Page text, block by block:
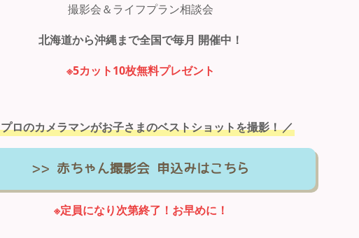
撮影会＆ライフプラン相談会
北海道から沖縄まで全国で毎月 開催中！
※5カット10枚無料プレゼント
プロのカメラマンがお子さまのベストショットを撮影！／
>> 赤ちゃん撮影会 申込みはこちら
※定員になり次第終了！お早めに！